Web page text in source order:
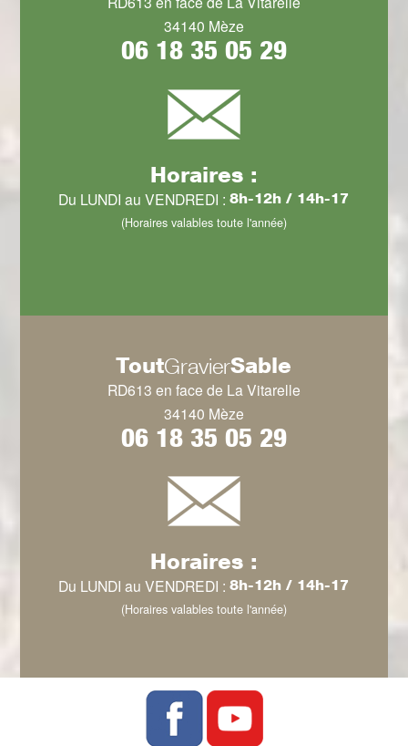
34140 Mèze
06 18 35 05 29
Horaires :
Du LUNDI au VENDREDI :8h-12h / 14h-17
(Horaires valables toute l'année)
ToutGravierSable
RD613 en face de La Vitarelle
34140 Mèze
06 18 35 05 29
Horaires :
Du LUNDI au VENDREDI :8h-12h / 14h-17
(Horaires valables toute l'année)